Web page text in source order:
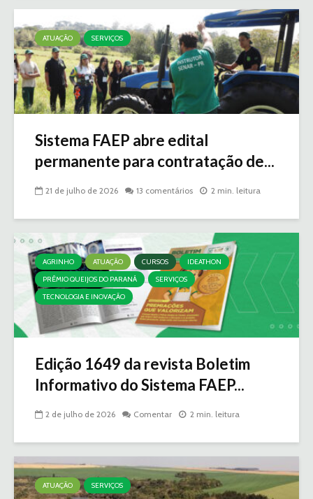
ATUAÇÃO SERVIÇOS
Sistema FAEP abre edital
permanente para contratação de...
21 de julho de 2026 13 comentários 2 min. leitura
AGRINHO ATUAÇÃO CURSOS
IDEATHON
PRÊMIO QUEIJOS DO PARANÁ
SERVIÇOS
TECNOLOGIA E INOVAÇÃO
Edição 1649 da revista Boletim
Informativo do Sistema FAEP...
2 de julho de 2026 Comentar 2 min. leitura
ATUAÇÃO SERVIÇOS